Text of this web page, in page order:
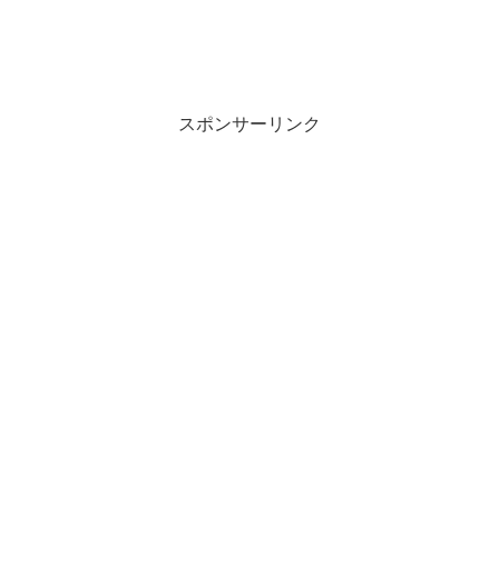
スポンサーリンク